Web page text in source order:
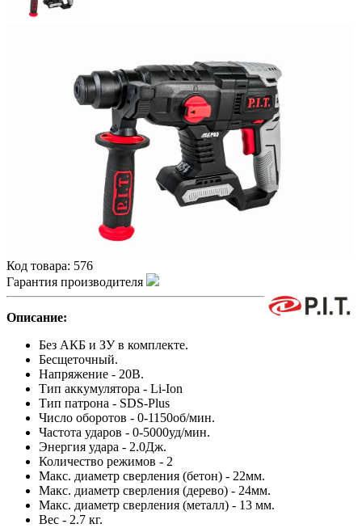
Код товара: 576
Гарантия производителя
Описание:
Без АКБ и ЗУ в комплекте.
Бесщеточный.
Напряжение - 20В.
Тип аккумулятора - Li-Ion
Тип патрона - SDS-Plus
Число оборотов - 0-1150об/мин.
Частота ударов - 0-5000уд/мин.
Энергия удара - 2.0Дж.
Количество режимов - 2
Макс. диаметр сверления (бетон) - 22мм.
Макс. диаметр сверления (дерево) - 24мм.
Макс. диаметр сверления (металл) - 13 мм.
Вес - 2.7 кг.